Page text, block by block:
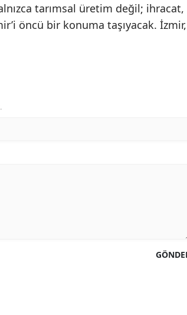
tarımsal üretim değil; ihracat,
öncü bir konuma taşıyacak. İzmir,
.